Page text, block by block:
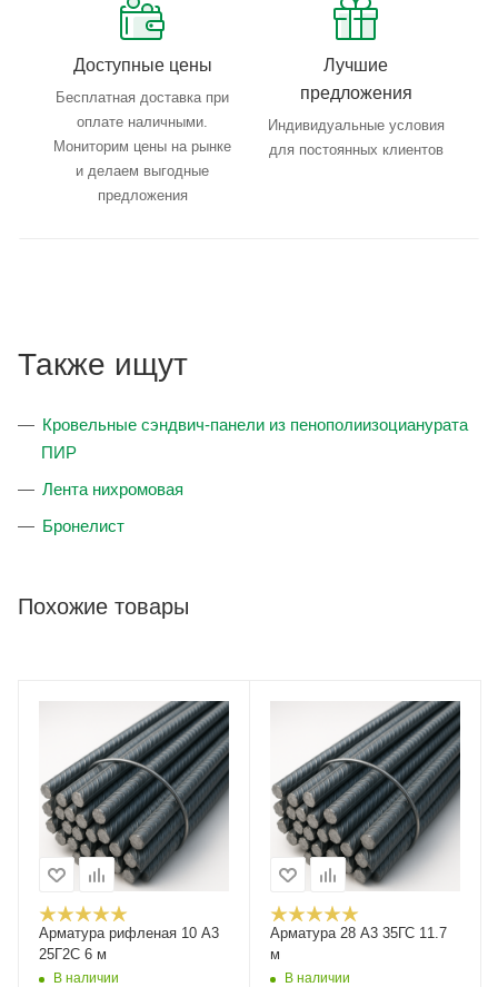
Доступные цены
Бесплатная доставка при
оплате наличными.
Мониторим цены на рынке
и делаем выгодные
предложения
Лучшие
предложения
Индивидуальные условия
для постоянных клиентов
Также ищут
Кровельные сэндвич-панели из пенополиизоцианурата
ПИР
Лента нихромовая
Бронелист
Похожие товары
Арматура рифленая 10 А3
25Г2С 6 м
В наличии
Арматура 28 А3 35ГС 11.7
м
В наличии